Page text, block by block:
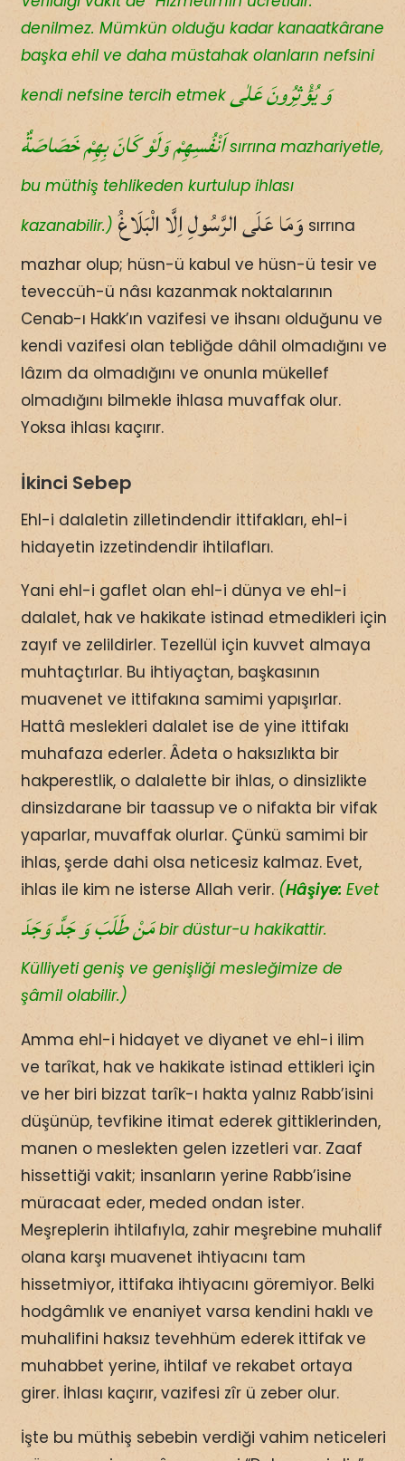
denilmez. Mümkün olduğu kadar kanaatkârane
başka ehil ve daha müstahak olanların nefsini
kendi nefsine tercih etmekوَ يُؤْثِرُونَ عَلٰى
اَنْفُسِهِمْ وَلَوْ كَانَ بِهِمْ خَصَاصَةٌsırrına mazhariyetle,
bu müthiş tehlikeden kurtulup ihlası
kazanabilir.) وَمَا عَلَى الرَّسُولِ اِلَّا الْبَلَاغُ sırrına
mazhar olup; hüsn-ü kabul ve hüsn-ü tesir ve
teveccüh-ü nâsı kazanmak noktalarının
Cenab-ı Hakk’ın vazifesi ve ihsanı olduğunu ve
kendi vazifesi olan tebliğde dâhil olmadığını ve
lâzım da olmadığını ve onunla mükellef
olmadığını bilmekle ihlasa muvaffak olur.
Yoksa ihlası kaçırır.
İkinci Sebep
Ehl-i dalaletin zilletindendir ittifakları, ehl-i
hidayetin izzetindendir ihtilafları.
Yani ehl-i gaflet olan ehl-i dünya ve ehl-i
dalalet, hak ve hakikate istinad etmedikleri için
zayıf ve zelildirler. Tezellül için kuvvet almaya
muhtaçtırlar. Bu ihtiyaçtan, başkasının
muavenet ve ittifakına samimi yapışırlar.
Hattâ meslekleri dalalet ise de yine ittifakı
muhafaza ederler. Âdeta o haksızlıkta bir
hakperestlik, o dalalette bir ihlas, o dinsizlikte
dinsizdarane bir taassup ve o nifakta bir vifak
yaparlar, muvaffak olurlar. Çünkü samimi bir
ihlas, şerde dahi olsa neticesiz kalmaz. Evet,
ihlas ile kim ne isterse Allah verir. (Hâşiye: Evet
مَنْ طَلَبَ وَ جَدَّ وَجَدَbir düstur-u hakikattir.
Külliyeti geniş ve genişliği mesleğimize de
şâmil olabilir.)
Amma ehl-i hidayet ve diyanet ve ehl-i ilim
ve tarîkat, hak ve hakikate istinad ettikleri için
ve her biri bizzat tarîk-ı hakta yalnız Rabb’isini
düşünüp, tevfikine itimat ederek gittiklerinden,
manen o meslekten gelen izzetleri var. Zaaf
hissettiği vakit; insanların yerine Rabb’isine
müracaat eder, meded ondan ister.
Meşreplerin ihtilafıyla, zahir meşrebine muhalif
olana karşı muavenet ihtiyacını tam
hissetmiyor, ittifaka ihtiyacını göremiyor. Belki
hodgâmlık ve enaniyet varsa kendini haklı ve
muhalifini haksız tevehhüm ederek ittifak ve
muhabbet yerine, ihtilaf ve rekabet ortaya
girer. İhlası kaçırır, vazifesi zîr ü zeber olur.
İşte bu müthiş sebebin verdiği vahim neticeleri